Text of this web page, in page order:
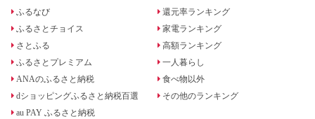
ふるなび
ふるさとチョイス
さとふる
ふるさとプレミアム
ANAのふるさと納税
dショッピングふるさと納税百選
au PAY ふるさと納税
還元率ランキング
家電ランキング
高額ランキング
一人暮らし
食べ物以外
その他のランキング